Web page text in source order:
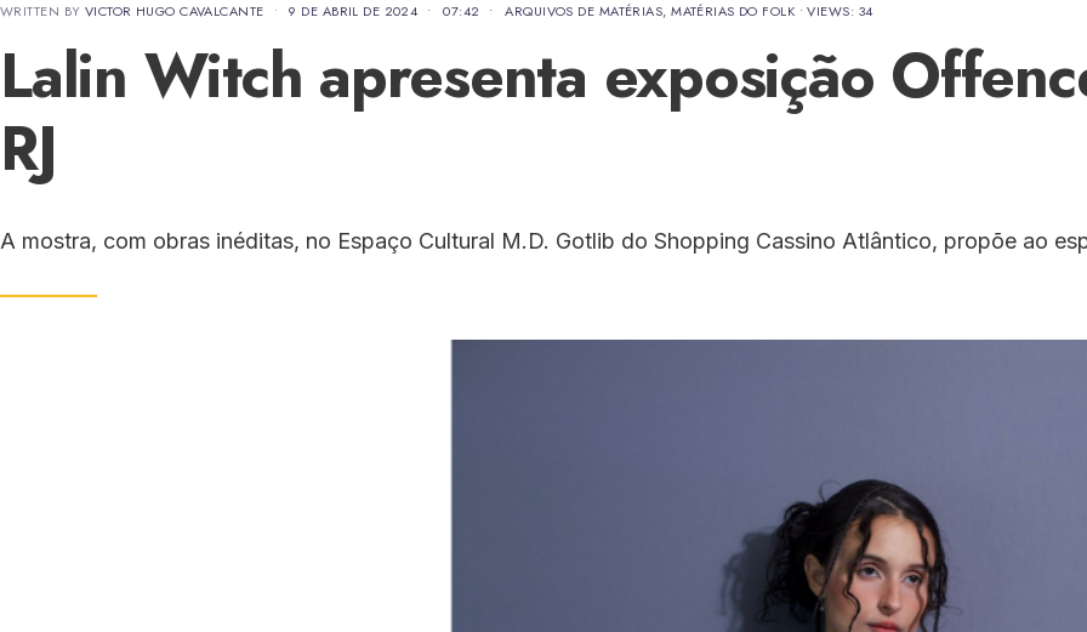
WRITTEN BY VICTOR HUGO CAVALCANTE • 9 DE ABRIL DE 2024 • 07:42 • ARQUIVOS DE MATÉRIAS,MATÉRIAS DO FOLK •VIEWS: 34
Lalin Witch apresenta exposição
RJ
A mostra, com obras inéditas, no Espaço Cultural M.D. Gotlib do Shopping Cassino Atlântico, propõe ao